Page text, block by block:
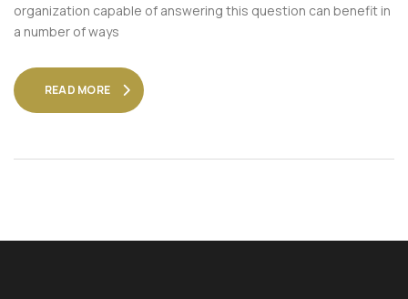
organization capable of answering this question can benefit in
a number of ways
READ MORE